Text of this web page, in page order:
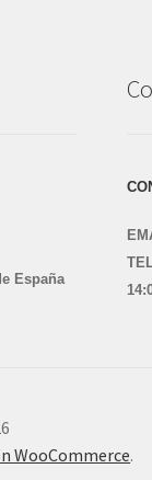
España
WooCommerce.